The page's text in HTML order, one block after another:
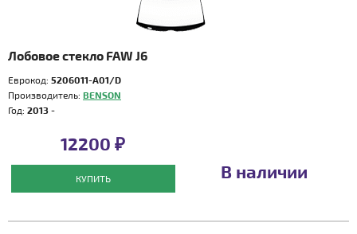
Лобовое стекло FAW J6
Еврокод: 5206011-A01/D
Производитель: BENSON
Год: 2013 -
12200 ₽
КУПИТЬ В наличии